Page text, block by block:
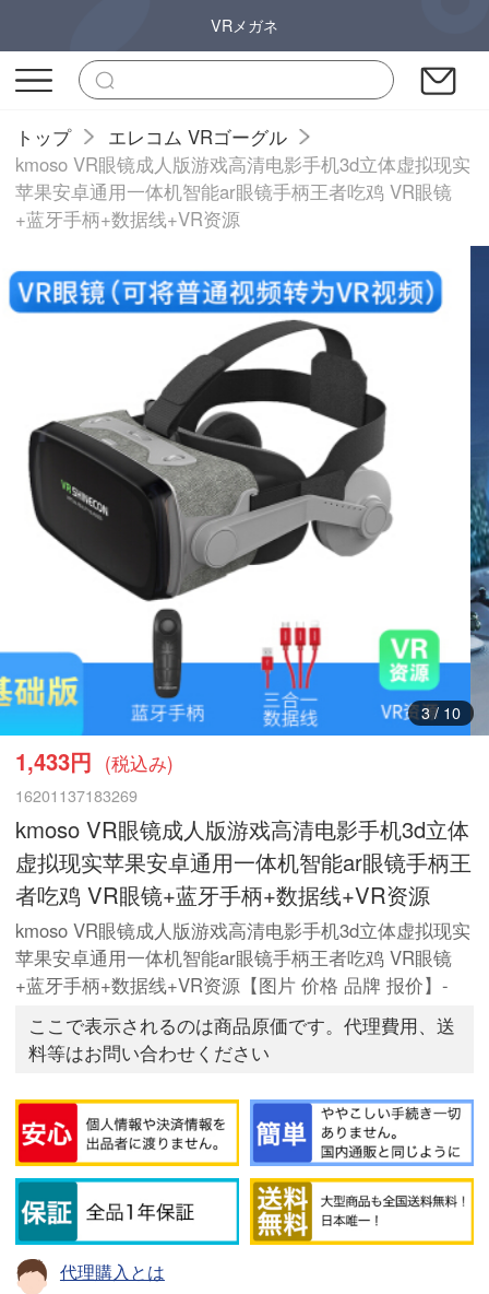
VRメガネ
トップ
エレコム VRゴーグル
kmoso VR眼镜成人版游戏高清电影手机3d立体虚拟现实
苹果安卓通用一体机智能ar眼镜手柄王者吃鸡 VR眼镜
+蓝牙手柄+数据线+VR资源
3/ 10
1,433円 (税込み)
16201137183269
kmoso VR眼镜成人版游戏高清电影手机3d立体
虚拟现实苹果安卓通用一体机智能ar眼镜手柄王
者吃鸡 VR眼镜+蓝牙手柄+数据线+VR资源
kmoso VR眼镜成人版游戏高清电影手机3d立体虚拟现实
苹果安卓通用一体机智能ar眼镜手柄王者吃鸡 VR眼镜
+蓝牙手柄+数据线+VR资源【图片 价格 品牌 报价】-
ここで表示されるのは商品原価です。代理費用、送
料等はお問い合わせください
代理購入とは